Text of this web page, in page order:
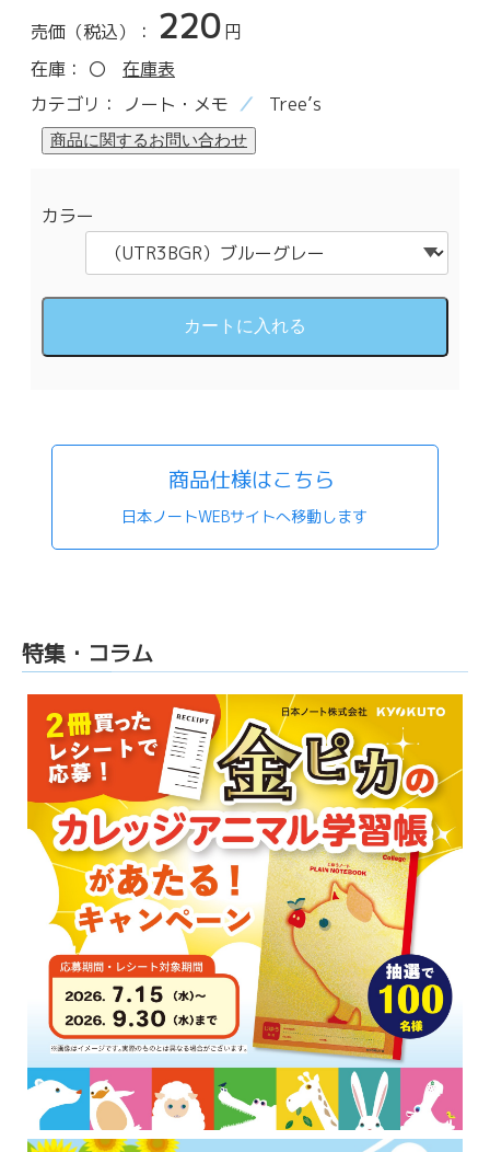
売価（税込）： 220円
在庫： 〇
在庫表
カテゴリ：
ノート・メモ Tree’s
カラー
商品仕様はこちら
日本ノートWEBサイトへ移動します
特集・コラム